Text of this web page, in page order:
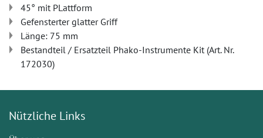
45° mit PLattform
Gefensterter glatter Griff
Länge: 75 mm
Bestandteil / Ersatzteil Phako-Instrumente Kit (Art. Nr.
172030)
Nützliche Links